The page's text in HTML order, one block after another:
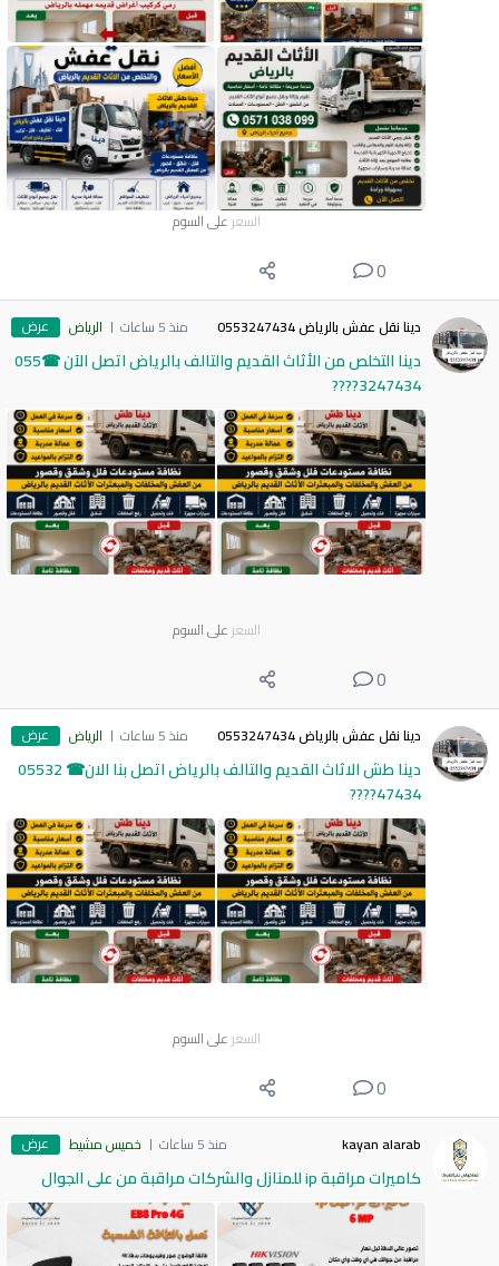
السعر على السوم
0
دينا نقل عفش بالرياض 0553247434 منذ 5 ساعات الرياض عرض
دينا التخلص من الأثاث القديم والتالف بالرياض اتصل الآن ☎055
3247434????
السعر على السوم
0
دينا نقل عفش بالرياض 0553247434 منذ 5 ساعات الرياض عرض
دينا طش الاثاث القديم والتالف بالرياض اتصل بنا الان☎ 05532
47434????
السعر على السوم
0
kayan alarab منذ 5 ساعات خميس مشيط عرض
كاميرات مراقبة ip للمنازل والشركات مراقبة من على الجوال